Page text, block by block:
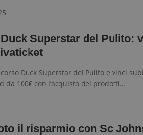
Superstar del Pulito:
Duck Superstar del Pulito e vinci
da 100€ con l’acquisto dei prodotti…
il risparmio con Sc
FCCDCF